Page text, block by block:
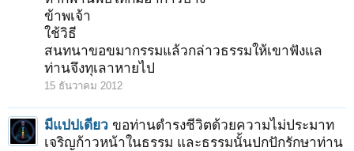
ข้าพเจ้า
ใช้วิธี
สนทนาขอขมากรรมแล้วกล่าวธรรมให้เขาฟังแล
ท่านจึงทุเลาหายไป
15 ธันวาคม 2012
มีแปปเดียว ขอท่านดำรงชีวิตด้วยความไม่ประมาท
เจริญก้าวหน้าในธรรม และธรรมนั้นปกปักรักษาท่าน